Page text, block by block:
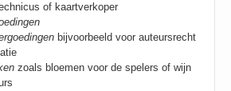
of kaartverkoper
bijvoorbeeld voor auteursrecht
zoals bloemen voor de spelers of wijn